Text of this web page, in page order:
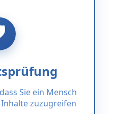
Sie ein Mensch
zuzugreifen